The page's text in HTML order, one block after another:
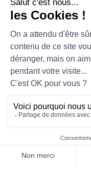
Politique de